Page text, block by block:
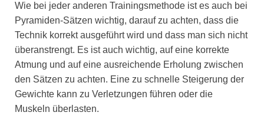
Wie bei jeder anderen Trainingsmethode ist es auch bei
Pyramiden-Sätzen wichtig, darauf zu achten, dass die
Technik korrekt ausgeführt wird und dass man sich nicht
überanstrengt. Es ist auch wichtig, auf eine korrekte
Atmung und auf eine ausreichende Erholung zwischen
den Sätzen zu achten. Eine zu schnelle Steigerung der
Gewichte kann zu Verletzungen führen oder die
Muskeln überlasten.